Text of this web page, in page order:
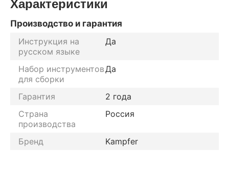
Производство и гарантия
Инструкция на
русском языке
Да
Набор инструментов
для сборки
Да
Гарантия
2 года
Страна
производства
Россия
Бренд Kampfer